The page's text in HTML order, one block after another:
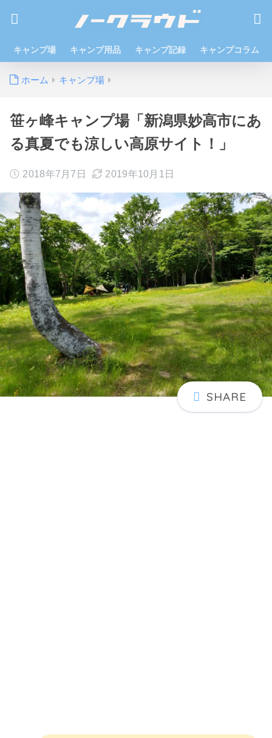
キャンプ場 キャンプ用品 キャンプ記録 キャンプコラム
ホーム キャンプ場
笹ヶ峰キャンプ場「新潟県妙高市にあ
る真夏でも涼しい高原サイト！」
2018年7月7日 2019年10月1日